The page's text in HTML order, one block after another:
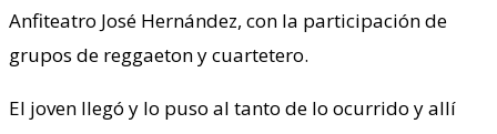
Anfiteatro José Hernández, con la participación de
grupos de reggaeton y cuartetero.
El joven llegó y lo puso al tanto de lo ocurrido y allí